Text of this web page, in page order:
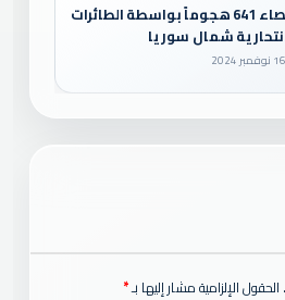
إحصاء 641 هجوماً بواسطة الطائرات
شمال سوريا
16 نوفمبر 2024
الحقول الإلزامية مشار إليها بـ*